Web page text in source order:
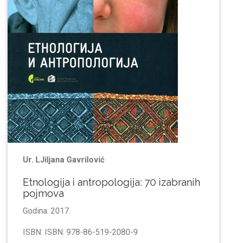
Ur. LJiljana Gavrilović
Etnologija i antropologija: 70 izabranih
pojmova
Godina: 2017.
ISBN: ISBN: 978-86-519-2080-9